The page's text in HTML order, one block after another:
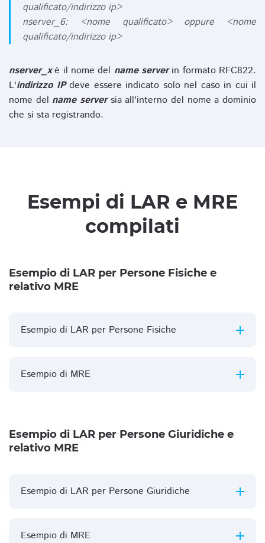
qualificato/indirizzo ip>
nserver_6: <nome qualificato> oppure <nome
qualificato/indirizzo ip>
nserver_xè il nome del name serverin formato RFC822.
L'indirizzo IPdeve essere indicato solo nel caso in cui il
nome del name serversia all'interno del nome a dominio
che si sta registrando.
Esempi di LAR e MRE
compilati
Esempio di LAR per Persone Fisiche e
relativo MRE
Esempio di LAR per Persone Fisiche
Esempio di MRE
Esempio di LAR per Persone Giuridiche e
relativo MRE
Esempio di LAR per Persone Giuridiche
Esempio di MRE